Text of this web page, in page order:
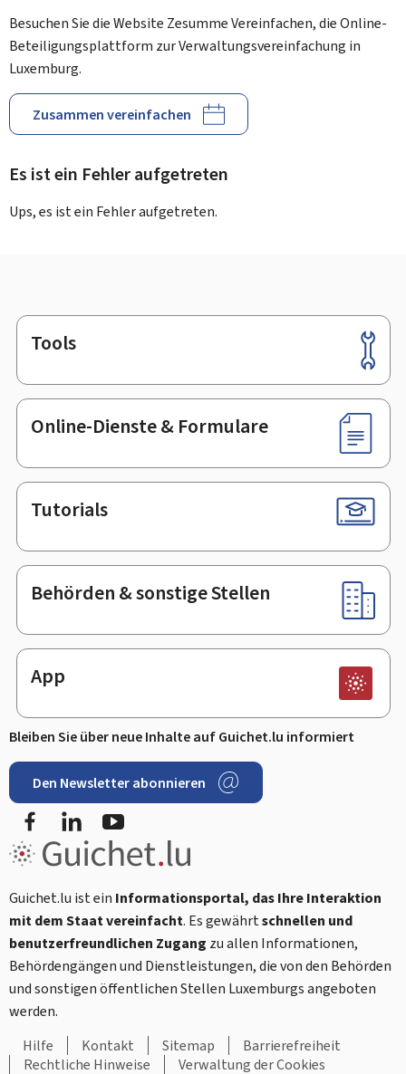
Besuchen Sie die Website Zesumme Vereinfachen, die Online-
Beteiligungsplattform zur Verwaltungsvereinfachung in
Luxemburg.
Zusammen vereinfachen
Es ist ein Fehler aufgetreten
Ups, es ist ein Fehler aufgetreten.
Footer
Tools
Online-Dienste & Formulare
Tutorials
Behörden & sonstige Stellen
App
Bleiben Sie über neue Inhalte auf Guichet.lu informiert
Den Newsletter abonnieren
FacebookLinkedIn
Guichet.lu ist ein Informationsportal, das Ihre Interaktion
mit dem Staat vereinfacht. Es gewährtschnellen und
benutzerfreundlichen Zugang zu allen Informationen,
Behördengängen und Dienstleistungen, die von den Behörden
und sonstigen öffentlichen Stellen Luxemburgs angeboten
werden.
Hilfe
Kontakt Sitemap
Barrierefreiheit
Rechtliche Hinweise
Verwaltung der Cookies